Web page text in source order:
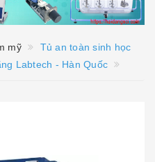
mỹ
Tủ an toàn sinh học
Labtech - Hàn Quốc